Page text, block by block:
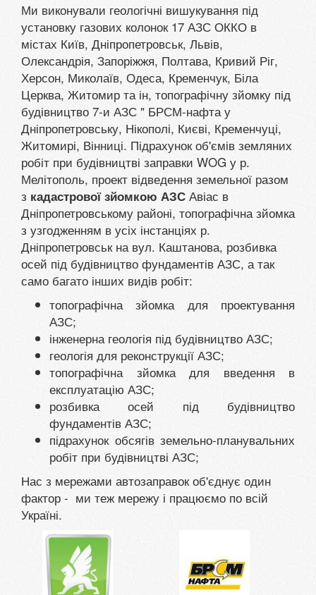
Ми виконували геологічні вишукування під
установку газових колонок 17 АЗС ОККО в
містах Київ, Дніпропетровськ, Львів,
Олександрія, Запоріжжя, Полтава, Кривий Ріг,
Херсон, Миколаїв, Одеса, Кременчук, Біла
Церква, Житомир та ін, топографічну зйомку під
будівництво 7-и АЗС " БРСМ-нафта у
Дніпропетровську, Нікополі, Києві, Кременчуці,
Житомирі, Вінниці. Підрахунок об'ємів земляних
робіт при будівництві заправки WOG у р.
Мелітополь, проект відведення земельної разом
з кадастрової зйомкою АЗС Авіас в
Дніпропетровському районі, топографічна зйомка
з узгодженням в усіх інстанціях р.
Дніпропетровськ на вул. Каштанова, розбивка
осей під будівництво фундаментів АЗС, а так
само багато інших видів робіт:
топографічна зйомка для проектування
АЗС;
інженерна геологія під будівництво АЗС;
геологія для реконструкції АЗС;
топографічна зйомка для введення в
експлуатацію АЗС;
розбивка осей під будівництво
фундаментів АЗС;
підрахунок обсягів земельно-планувальних
робіт при будівництві АЗС;
Нас з мережами автозаправок об'єднує один
фактор - ми теж мережу і працюємо по всій
Україні.